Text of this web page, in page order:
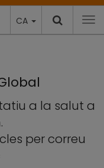
CA
a la salut a
per correu